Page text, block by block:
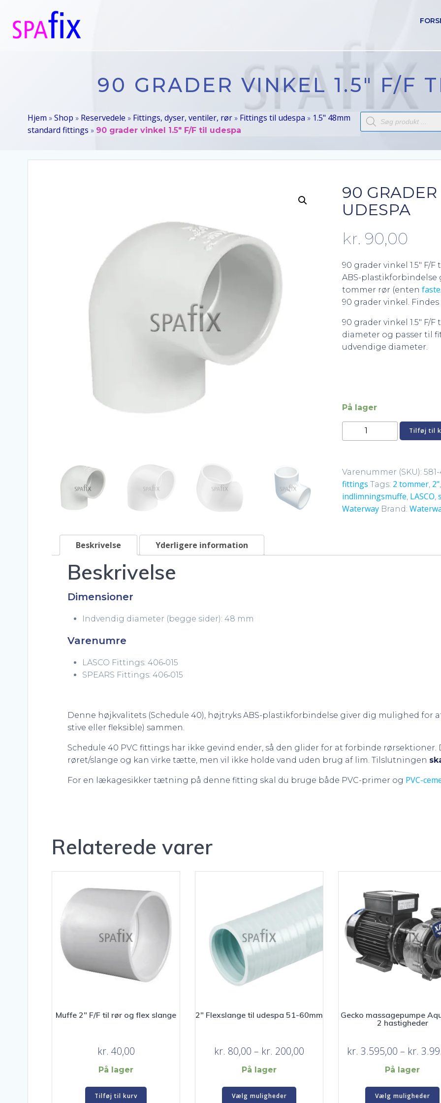
indhold
90 GRADER VINKEL 1.5″ F/F
Hjem » Shop » Reservedele » Fittings, dyser, ventiler, rør » Fittings til udespa » 1.5" 48mm
standard fittings » 90 grader vinkel 1.5″ F/F til udespa
Products
search
90 GRADER
UDESPA
kr. 90,00
90 grader vinkel 1.5″ F/
ABS-
tommer rør (enten
90 grader vinkel.
90 grader vinkel 1.5″ F/
diameter og passer til
udvendige diameter.
På lager
grader
F/F
til
udespa
antal
Tilføj til
Varenummer (SKU):
fittings Tags: 2 tommer, 2"
indlimningsmuffe LASCO
Waterway Brand:
Beskrivelse Yderligere information
Beskrivelse
Dimensioner
Indvendig diameter (begge sider): 48 mm
Varenumre
LASCO Fittings: 406‐015
SPEARS Fittings: 406‐015
Denne højkvalitets (Schedule 40), højtryks ABS-plastikforbindelse giver dig mulighed for
stive eller fleksible) sammen.
Schedule 40 PVC fittings har ikke gevind ender, så den glider for at forbinde
røret/slange og kan virke tætte, men vil ikke holde vand uden brug af lim. Tilslutningen
For en lækagesikker tætning på denne fitting skal du bruge både PVC-primer og PVC-
Relaterede varer
Muffe 2″ F/F til rør og flex slange
kr. 40,00
På lager
Tilføj til kurv
2″ Flexslange til udespa 51-60mm
kr. 80,00 – kr. 200,00 Prisinterval:
På lager
Vælg muligheder
Dette
Gecko massagepumpe
2 hastigheder
kr. 3.595,00 – kr.
På lager
Vælg muligheder